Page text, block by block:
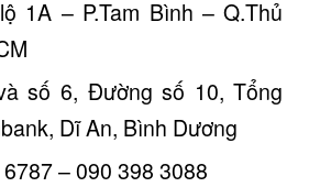
1A – P.Tam Bình – Q.Thủ
số 6, Đường số 10, Tổng
Dĩ An, Bình Dương
– 090 398 3088